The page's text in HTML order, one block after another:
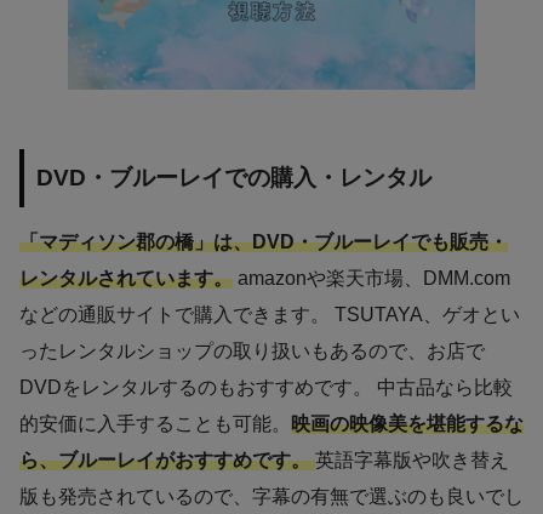
DVD・ブルーレイでの購入・レンタル
「マディソン郡の橋」は、DVD・ブルーレイでも販売・
レンタルされています。 amazonや楽天市場、DMM.com
などの通販サイトで購入できます。 TSUTAYA、ゲオとい
ったレンタルショップの取り扱いもあるので、お店で
DVDをレンタルするのもおすすめです。 中古品なら比較
的安価に入手することも可能。 映画の映像美を堪能するな
ら、ブルーレイがおすすめです。英語字幕版や吹き替え
版も発売されているので、字幕の有無で選ぶのも良いでし